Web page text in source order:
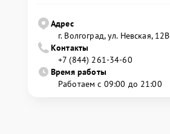
Адрес
г. Волгоград, ул. Невская, 12В
Контакты
+7 (844) 261-34-60
Время работы
Работаем с 09:00 до 21:00